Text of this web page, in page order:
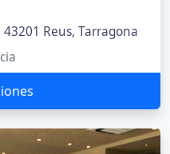
Reus, Tarragona